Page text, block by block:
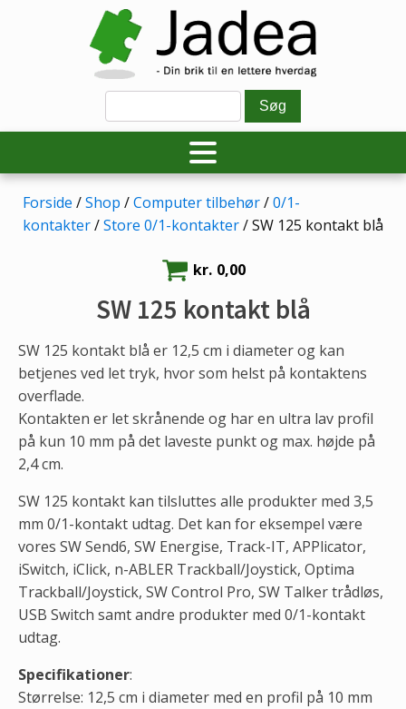
Forside /Shop /Computer tilbehør/0/1-
kontakter/Store 0/1-kontakter/ SW 125 kontakt blå
SW 125 kontakt blå
kr. 0,00
SW 125 kontakt blå er 12,5 cm i diameter og kan
betjenes ved let tryk, hvor som helst på kontaktens
overflade.
Kontakten er let skrånende og har en ultra lav profil
på kun 10 mm på det laveste punkt og max. højde på
2,4 cm.
SW 125 kontakt kan tilsluttes alle produkter med 3,5
mm 0/1-kontakt udtag. Det kan for eksempel være
vores SW Send6, SW Energise, Track-IT, APPlicator,
iSwitch, iClick, n-ABLER Trackball/Joystick, Optima
Trackball/Joystick, SW Control Pro, SW Talker trådløs,
USB Switch samt andre produkter med 0/1-kontakt
udtag.
Specifikationer:
Størrelse: 12,5 cm i diameter med en profil på 10 mm